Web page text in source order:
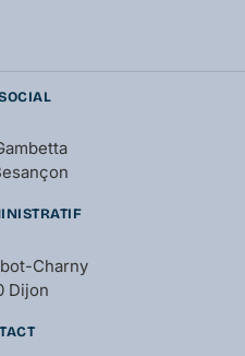
Charny
Dijon